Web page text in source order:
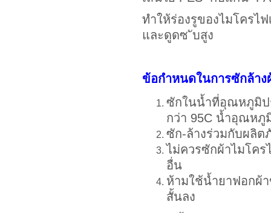
ทำให้ร่องรูของไมโครไ
และดูดซ ับสูง
ข้อกำหนดในการซักล้าง
ซักในน้ำที่อุณหภูมิป
กว่า 95C น้ำอุณหภู
ซัก-ล้างร่วมกับผลิ
ไม่ควรซักผ้าไมโค
อื่น
ห้ามใช้น้ำยาฟอกผ้า
สั้นลง